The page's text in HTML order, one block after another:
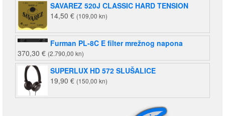
SAVAREZ 520J CLASSIC HARD TENSION
14,50 € (109,00 kn)
Furman PL-8C E filter mrežnog napona
370,30 € (2.790,00 kn)
SUPERLUX HD 572 SLUŠALICE
19,90 € (150,00 kn)